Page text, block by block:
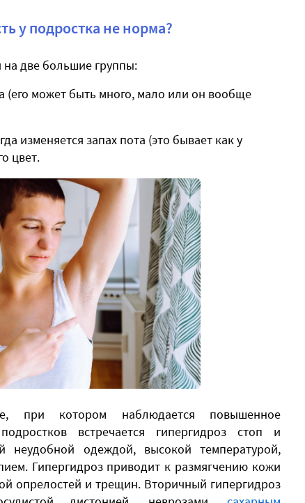
у подростка не норма?
две большие группы:
(его может быть много, мало или он вообще
изменяется запах пота (это бывает как у
цвет.
при котором наблюдается повышенное
встречается гипергидроз стоп и
неудобной одеждой, высокой температурой,
Гипергидроз приводит к размягчению кожи
опрелостей и трещин. Вторичный гипергидроз